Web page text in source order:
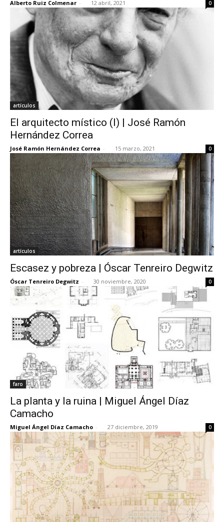
Alberto Ruiz Colmenar - 12 abril, 2021 0
artículos
El arquitecto místico (I) | José Ramón
Hernández Correa
José Ramón Hernández Correa - 15 marzo, 2021 0
artículos
Escasez y pobreza | Óscar Tenreiro Degwitz
Óscar Tenreiro Degwitz - 30 noviembre, 2020 0
faro
La planta y la ruina | Miguel Ángel Díaz
Camacho
Miguel Ángel Díaz Camacho - 27 diciembre, 2019 0